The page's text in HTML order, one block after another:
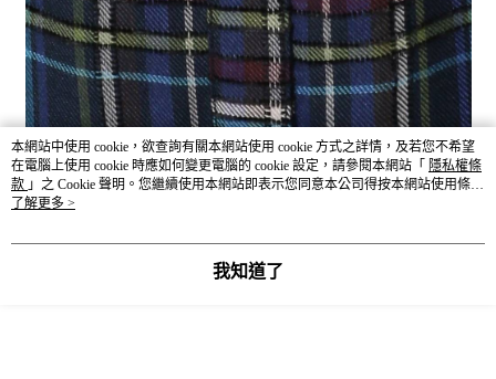
本網站中使用 cookie，欲查詢有關本網站使用 cookie 方式之詳情，及若您不希望
在電腦上使用 cookie 時應如何變更電腦的 cookie 設定，請參閱本網站「 隱私權條
款 」之 Cookie 聲明。您繼續使用本網站即表示您同意本公司得按本網站使用條款
之 Cookie 聲明使用 cookie。
了解更多 >
我知道了